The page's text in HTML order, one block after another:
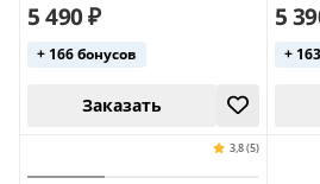
Заказать
5 490 ₽
+ 166 бонусов
5
+